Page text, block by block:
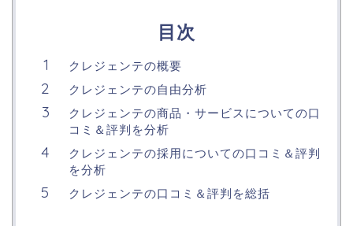
目次
クレジェンテの概要
クレジェンテの自由分析
クレジェンテの商品・サービスについての口
コミ＆評判を分析
クレジェンテの採用についての口コミ＆評判
を分析
クレジェンテの口コミ＆評判を総括